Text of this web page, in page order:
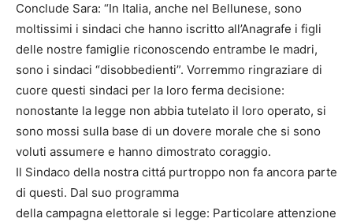
Conclude Sara: “In Italia, anche nel Bellunese, sono
moltissimi i sindaci che hanno iscritto all’Anagrafe i figli
delle nostre famiglie riconoscendo entrambe le madri,
sono i sindaci “disobbedienti”. Vorremmo ringraziare di
cuore questi sindaci per la loro ferma decisione:
nonostante la legge non abbia tutelato il loro operato, si
sono mossi sulla base di un dovere morale che si sono
voluti assumere e hanno dimostrato coraggio.
Il Sindaco della nostra cittá purtroppo non fa ancora parte
di questi. Dal suo programma
della campagna elettorale si legge: Particolare attenzione